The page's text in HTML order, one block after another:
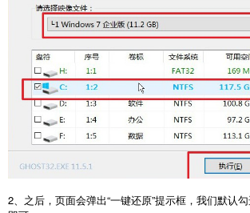
2、之后，页面会弹出“一键还原”提示框，我们默认